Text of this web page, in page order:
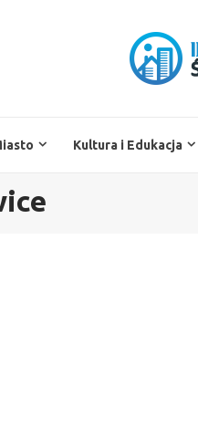
Kultura i Edukacja